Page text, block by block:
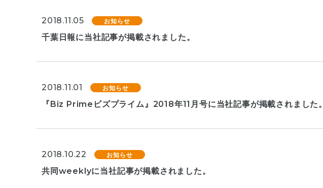
2018.11.05 お知らせ
千葉日報に当社記事が掲載されました。
2018.11.01 お知らせ
『Biz Primeビズプライム』2018年11月号に当社記事が掲載されました。
2018.10.22 お知らせ
共同weeklyに当社記事が掲載されました。